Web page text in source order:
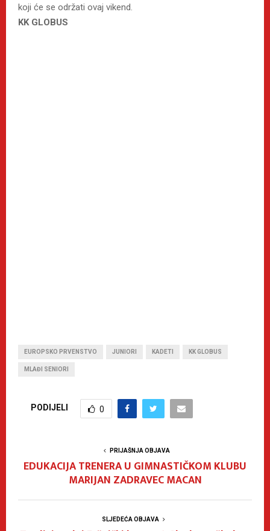
koji će se održati ovaj vikend.
KK GLOBUS
EUROPSKO PRVENSTVO JUNIORI KADETI KK GLOBUS
MLAĐI SENIORI
PODIJELI 0
PRIJAŠNJA OBJAVA
EDUKACIJA TRENERA U GIMNASTIČKOM KLUBU
MARIJAN ZADRAVEC MACAN
SLJEDEĆA OBJAVA